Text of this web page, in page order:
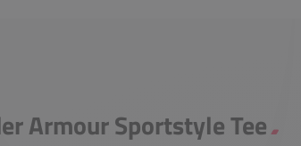
Armour Sportstyle Tee